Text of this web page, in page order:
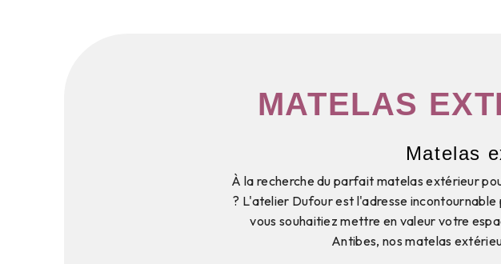
MATELAS
Matelas
À la recherche du parfait matelas extérieur
? L'atelier Dufour est l'adresse
vous souhaitiez mettre en valeur votre
Antibes, nos matelas